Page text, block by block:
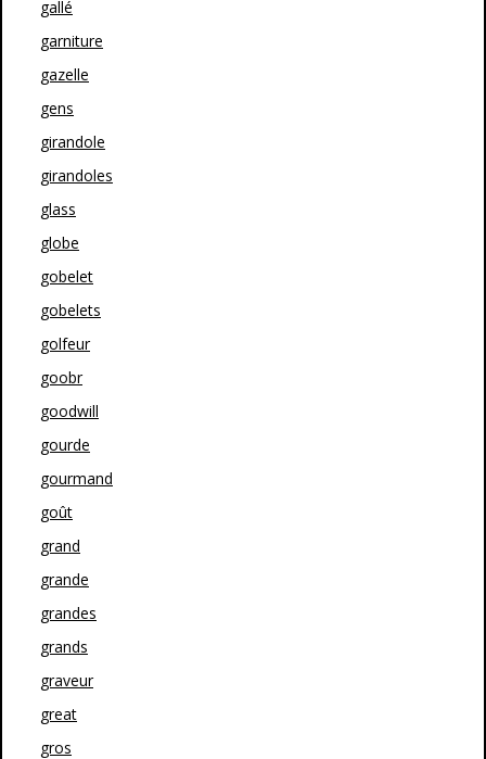
gallé
garniture
gazelle
gens
girandole
girandoles
glass
globe
gobelet
gobelets
golfeur
goobr
goodwill
gourde
gourmand
goût
grand
grande
grandes
grands
graveur
great
gros